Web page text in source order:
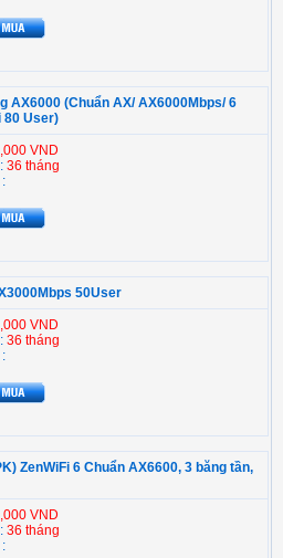
AX6000 (Chuẩn AX/ AX6000Mbps/ 6
80 User)
VND
36 tháng
50User
VND
36 tháng
ZenWiFi 6 Chuẩn AX6600, 3 băng tần,
VND
36 tháng